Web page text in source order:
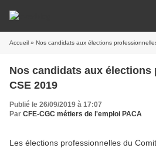
Accueil » Nos candidats aux élections
Nos candidats aux
CSE 2019
Publié le 26/09/2019 à 17:07
Par CFE-CGC métiers de l'emploi PACA
Les élections professionnelles du